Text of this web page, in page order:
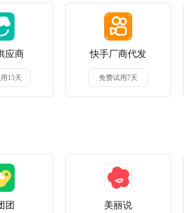
应商
15天
快手厂商代发
免费试用7天
团 美丽说